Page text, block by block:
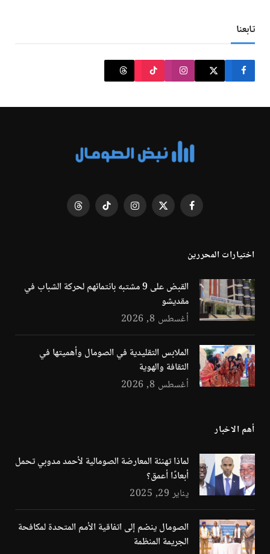
تابعنا
فيسبوك X
الانستغرامتيكتوك Threads
اختيارات المحررين
القبض على 9 مشتبه بانتمائهم لحركة الشباب في
مقديشو
أغسطس 8, 2026
الملابس التقليدية في الصومال وأهميتها في
الثقافة والهوية
أغسطس 8, 2026
أهم الاخبار
لماذا تهنئة المعارضة الصومالية لأحمد مدوبي تحمل
أبعادًا أعمق؟
يناير 29, 2025
الصومال ينضم إلى اتفاقية الأمم المتحدة لمكافحة
الجريمة المنظمة